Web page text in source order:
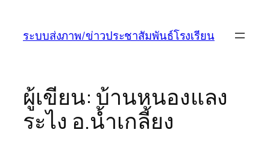
ระบบส่งภาพ/ข่าวประชาสัมพันธ์โรงเรียน
ผู้เขียน: บ้านหนองแลง
ระไง อ.น้ำเกลี้ยง